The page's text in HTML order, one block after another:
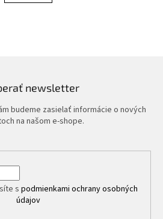
á
r
v
k
y
p
u
k
newsletter
budeme zasielať informácie o nových
na našom e-shope.
s podmienkami ochrany osobných
údajov